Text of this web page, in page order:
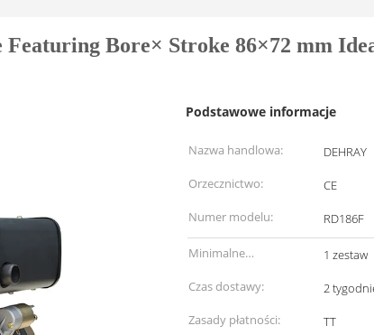
Bore× Stroke 86×72 mm
Podstawowe informacje
Nazwa handlowa:
DEHRAY
Orzecznictwo:
CE
Numer modelu:
RD186F
Minimalne
zamówienie:
1 zestaw
Czas dostawy:
2
Zasady płatności:
TT